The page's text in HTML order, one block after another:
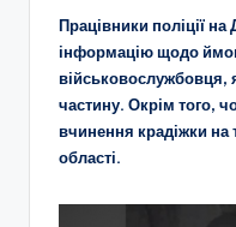
Працівники поліції
інформацію щодо
військовослужбовця,
частину. Окрім того,
вчинення крадіжки на
області.